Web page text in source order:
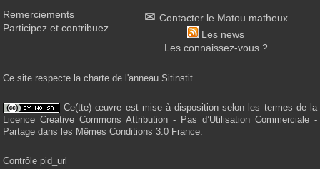
Remerciements
Participez et contribuez
Contacter le Matou matheux
Les news
Les connaissez-vous ?
Ce site respecte la charte de l'anneau Sitinstit.
Ce(tte) œuvre est mise à disposition selon les termes de la
Licence Creative Commons Attribution - Pas d’Utilisation Commerciale -
Partage dans les Mêmes Conditions 3.0 France.
Contrôle pid_url